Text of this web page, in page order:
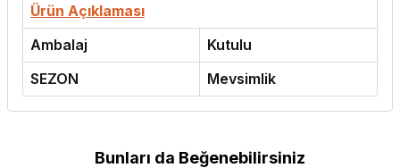
Ürün Açıklaması
Ambalaj
Kutulu
SEZON
Mevsimlik
Bunları da Beğenebilirsiniz